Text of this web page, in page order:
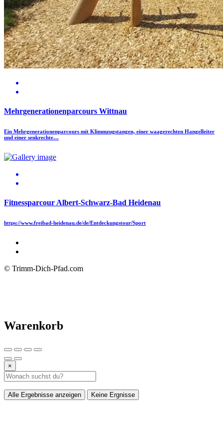
Mehrgenerationenparcours Wittnau
Ein Mehrgenerationenparcours mit Klimmzugstangen, einer waagerechten Hangelleiter
und einer senkrechte…
Fitnessparcour Albert-Schwarz-Bad Heidenau
https://www.freibad-heidenau.de/de/Entdeckungstour/Sport
© Trimm-Dich-Pfad.com
Warenkorb
×
Alle Ergebnisse anzeigen Keine Ergnisse